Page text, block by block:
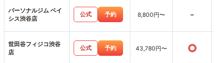
パーソナルジム ベイ
シス渋谷店
公式 予約 8,800円〜 -
世田谷フィジコ渋谷
店
公式 予約 43,780円〜 ○